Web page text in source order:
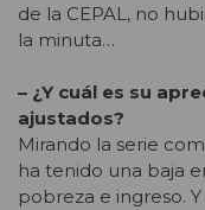
de la CEPAL, no
la minuta…
– ¿Y cuál es su
ajustados?
Mirando la serie
ha tenido una baja
pobreza e ingreso.